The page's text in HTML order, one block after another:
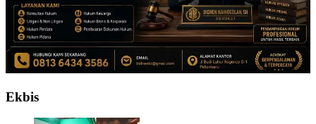
Ekbis